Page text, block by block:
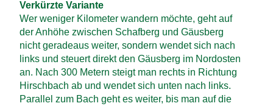
Verkürzte Variante
Wer weniger Kilometer wandern möchte, geht auf
der Anhöhe zwischen Schafberg und Gäusberg
nicht geradeaus weiter, sondern wendet sich nach
links und steuert direkt den Gäusberg im Nordosten
an. Nach 300 Metern steigt man rechts in Richtung
Hirschbach ab und wendet sich unten nach links.
Parallel zum Bach geht es weiter, bis man auf die